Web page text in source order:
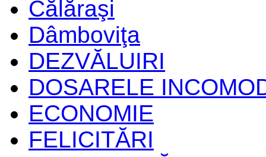
Călăraşi
Dâmboviţa
DEZVĂLUIRI
DOSARELE
ECONOMIE
FELICITĂRI